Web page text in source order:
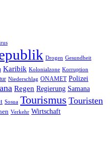
Drogen Gesundheit
Karibik Kolonialzone Korruption
Niederschlag ONAMET Polizei
Regen Regierung Samana
Sosua Tourismus Touristen
Verkehr Wirtschaft